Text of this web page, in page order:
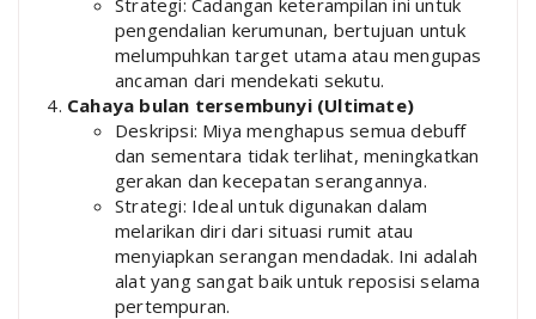
pengendalian kerumunan, bertujuan untuk
melumpuhkan target utama atau mengupas
ancaman dari mendekati sekutu.
Cahaya bulan tersembunyi (Ultimate)
Deskripsi: Miya menghapus semua debuff
dan sementara tidak terlihat, meningkatkan
gerakan dan kecepatan serangannya.
Strategi: Ideal untuk digunakan dalam
melarikan diri dari situasi rumit atau
menyiapkan serangan mendadak. Ini adalah
alat yang sangat baik untuk reposisi selama
pertempuran.